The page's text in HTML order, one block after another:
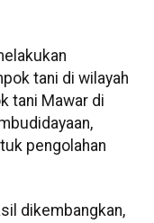
tani di wilayah
tani Mawar di
pengolahan
dikembangkan,